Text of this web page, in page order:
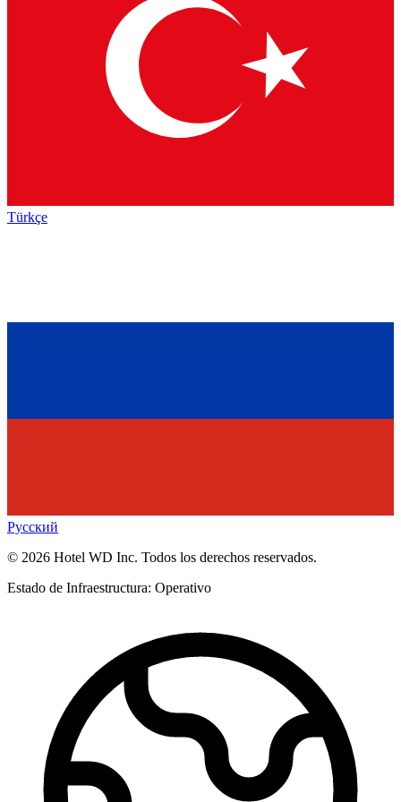
Türkçe
Русский
© 2026 Hotel WD Inc. Todos los derechos reservados.
Estado de Infraestructura: Operativo